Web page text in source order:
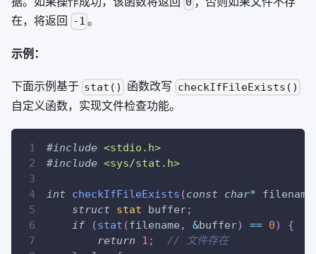
在，将返回 -1 。
示例：
下面示例基于 stat() 函数改写 checkIfFileExists()
自定义函数，实现文件检查功能。
#include <stdio.h>
#include <sys/stat.h>
int checkIfFileExists (const char* filename
struct
stat buffer;
if
(stat (filename , &buffer) == 0)
{
return
1 ;
// 文件存在